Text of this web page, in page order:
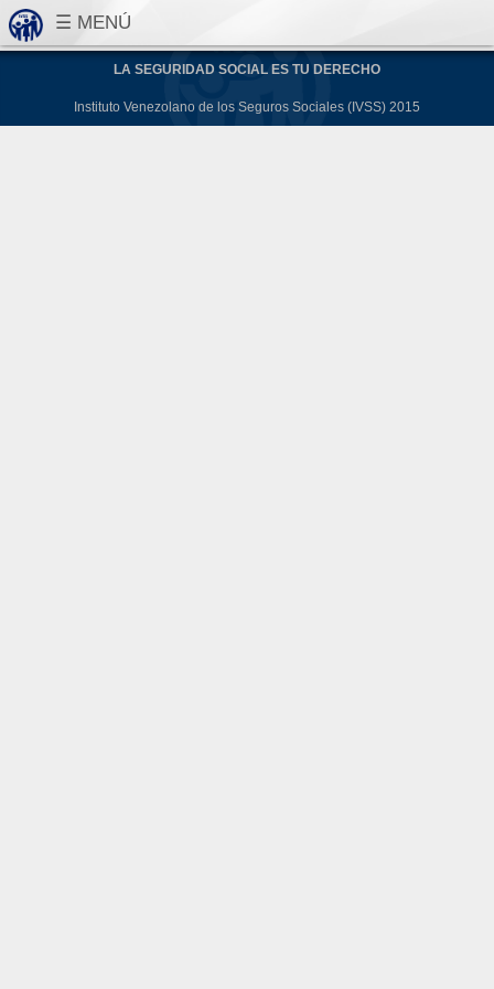
LA SEGURIDAD SOCIAL ES TU DERECHO
Instituto Venezolano de los Seguros Sociales (IVSS) 2015